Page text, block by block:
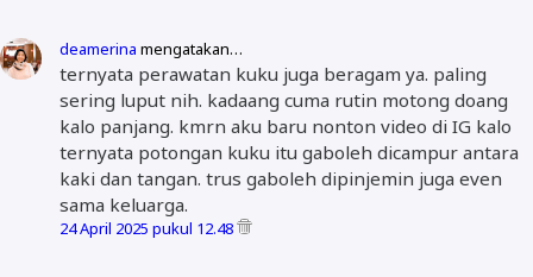
deamerina mengatakan…
ternyata perawatan kuku juga beragam ya. paling
sering luput nih. kadaang cuma rutin motong doang
kalo panjang. kmrn aku baru nonton video di IG kalo
ternyata potongan kuku itu gaboleh dicampur antara
kaki dan tangan. trus gaboleh dipinjemin juga even
sama keluarga.
24 April 2025 pukul 12.48